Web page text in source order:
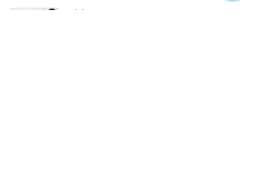
Télécharger FIFA 27 ISO PPSSPP Graphismes